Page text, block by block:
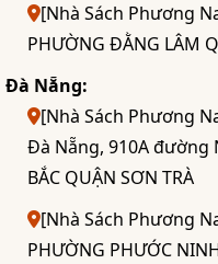
[Nhà Sách Phương
PHƯỜNG ĐẰNG LÂM
Đà Nẵng:
[Nhà Sách Phương
Đà Nẵng, 910A đường
BẮC QUẬN SƠN TRÀ
[Nhà Sách Phương
PHƯỜNG PHƯỚC